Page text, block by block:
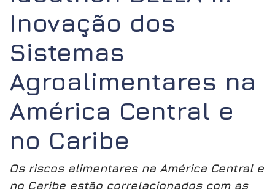
Inovação dos
Sistemas
Agroalimentares na
América Central e
no Caribe
Os riscos alimentares na América Central e
no Caribe estão correlacionados com as